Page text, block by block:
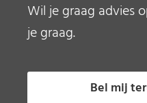
Wil je graag advies
je graag.
Bel mij